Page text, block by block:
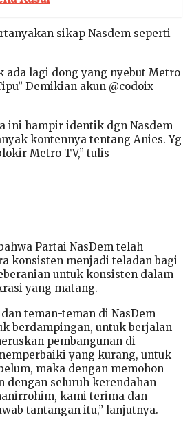
sikap Nasdem seperti
ada lagi dong yang nyebut Metro
Demikian akun @codoix
ini hampir identik dgn Nasdem
kontennya tentang Anies. Yg
Metro TV,” tulis
Partai NasDem telah
konsisten menjadi teladan bagi
untuk konsisten dalam
yang matang.
teman-teman di NasDem
berdampingan, untuk berjalan
pembangunan di
yang kurang, untuk
maka dengan memohon
dengan seluruh kerendahan
kami terima dan
tantangan itu,” lanjutnya.